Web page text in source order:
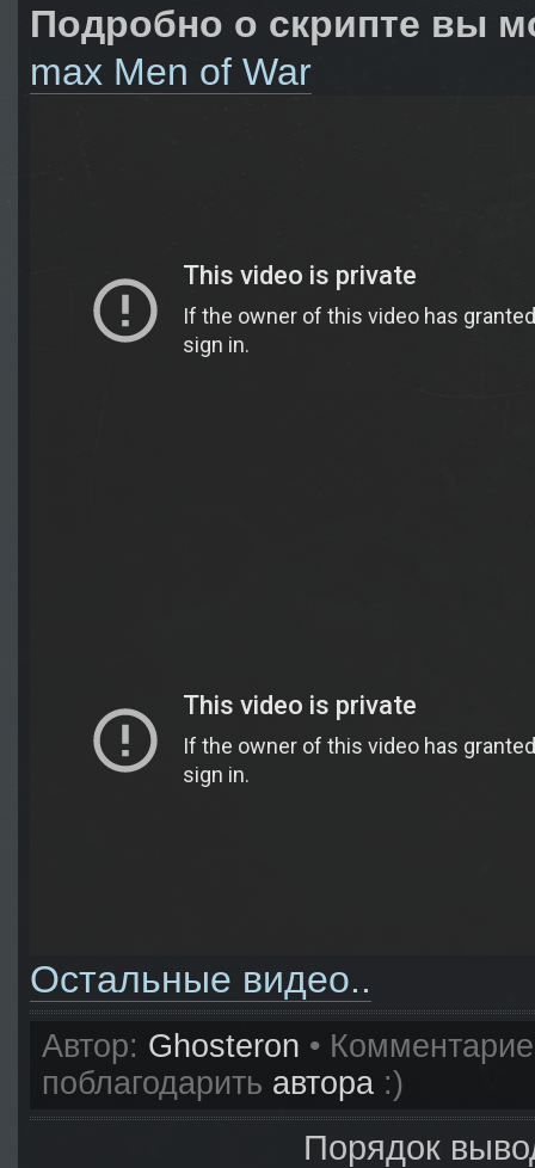
Подробно о скрипте вы
max Men of War
Остальные видео..
Автор: Ghosteron •
поблагодарить автора :)
Порядок